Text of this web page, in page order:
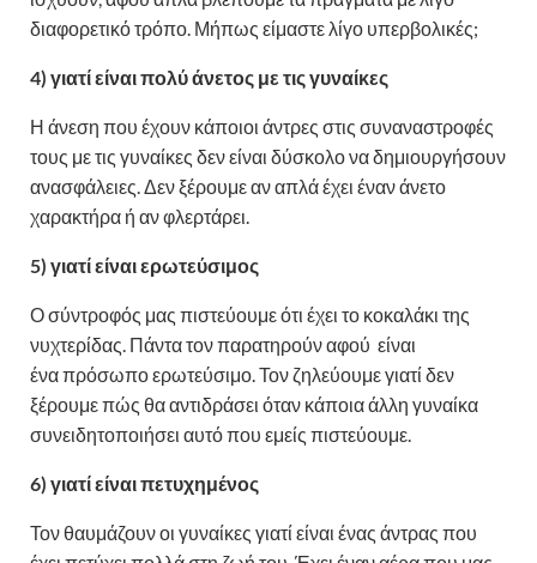
διαφορετικό τρόπο. Μήπως είμαστε λίγο υπερβολικές;
4) γιατί είναι πολύ άνετος με τις γυναίκες
Η άνεση που έχουν κάποιοι άντρες στις συναναστροφές
τους με τις γυναίκες δεν είναι δύσκολο να δημιουργήσουν
ανασφάλειες. Δεν ξέρουμε αν απλά έχει έναν άνετο
χαρακτήρα ή αν φλερτάρει.
5) γιατί είναι ερωτεύσιμος
Ο σύντροφός μας πιστεύουμε ότι έχει το κοκαλάκι της
νυχτερίδας. Πάντα τον παρατηρούν αφού είναι
ένα πρόσωπο ερωτεύσιμο. Τον ζηλεύουμε γιατί δεν
ξέρουμε πώς θα αντιδράσει όταν κάποια άλλη γυναίκα
συνειδητοποιήσει αυτό που εμείς πιστεύουμε.
6) γιατί είναι πετυχημένος
Τον θαυμάζουν οι γυναίκες γιατί είναι ένας άντρας που